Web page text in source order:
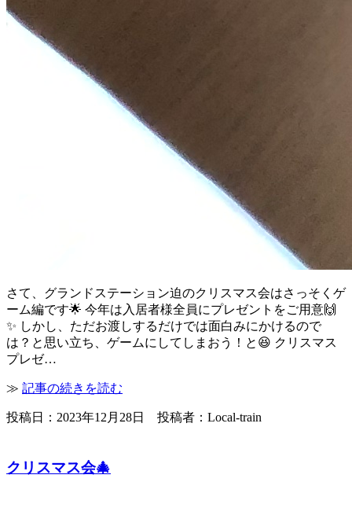
さて、グランドステーション迫のクリスマス会はさっそくゲ
ーム編です🌟 今年は入居者様全員にプレゼントをご用意🙌
✨ しかし、ただお渡しするだけでは面白みにかけるので
は？と思い立ち、ゲームにしてしまおう！と😆 クリスマス
プレゼ…
≫ 記事の続きを読む
投稿日：2023年12月28日 投稿者：Local-train
クリスマス会🎄